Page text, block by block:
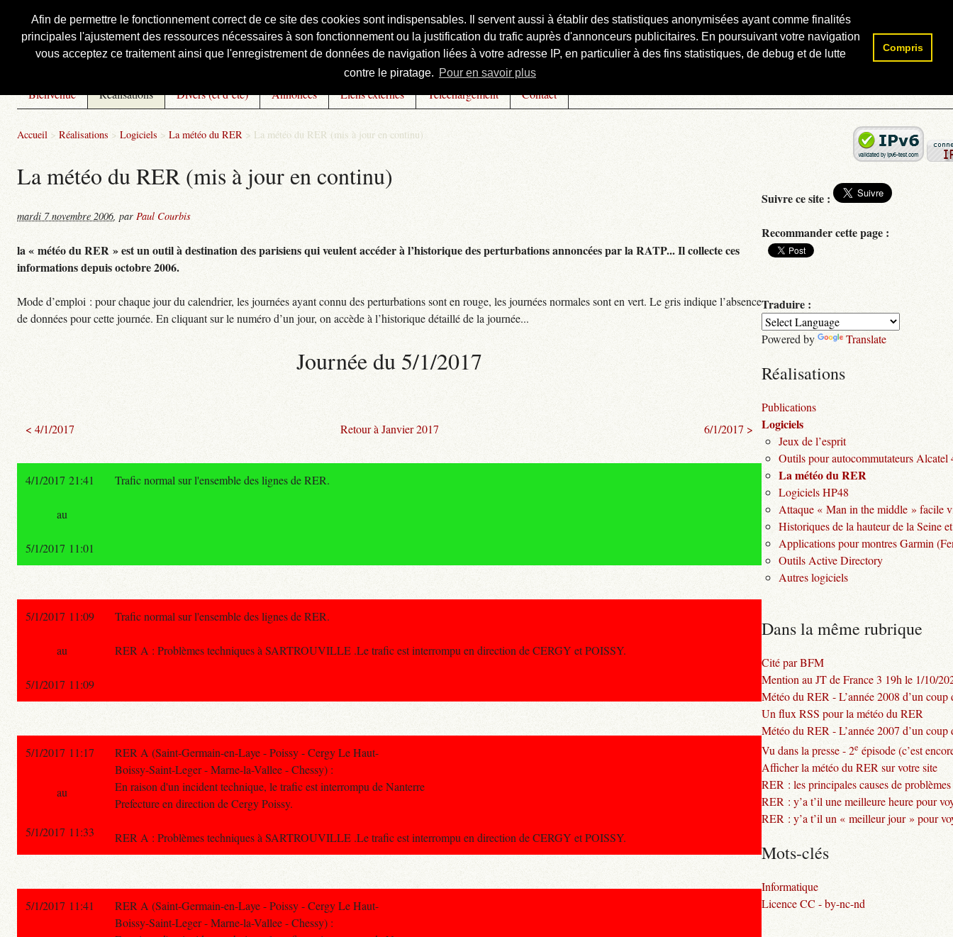
Afin de permettre le fonctionnement correct de ce site des cookies sont indispensables. Il servent aussi à établir des statistiques anonymisées ayant comme finalités
principales l'ajustement des ressources nécessaires à son fonctionnement ou la justification du trafic auprès d'annonceurs publicitaires. En poursuivant votre navigation
vous acceptez ce traitement ainsi que l'enregistrement de données de navigation liées à votre adresse IP, en particulier à des fins statistiques, de debug et de lutte
contre le piratage. Pour en savoir plus
Compris
Courbis, « LE » Blog Officiel
Bienvenue Réalisations Divers (et d’été) Annonces Liens externes Téléchargement Contact
Accueil > Réalisations > Logiciels > La météo du RER > La météo du RER (mis à jour en continu)
La météo du RER (mis à jour en continu)
mardi 7 novembre 2006, par Paul Courbis
la « météo du RER » est un outil à destination des parisiens qui veulent accéder à l’historique des perturbations annoncées par la RATP... Il collecte ces
informations depuis octobre 2006.
Mode d’emploi : pour chaque jour du calendrier, les journées ayant connu des perturbations sont en rouge, les journées normales sont en vert. Le gris indique l’absence
de données pour cette journée. En cliquant sur le numéro d’un jour, on accède à l’historique détaillé de la journée...
Journée du 5/1/2017
< 4/1/2017 Retour à Janvier 2017 6/1/2017 >
4/1/2017 21:41 Trafic normal sur l'ensemble des lignes de RER.
au
5/1/2017 11:01
5/1/2017 11:09 Trafic normal sur l'ensemble des lignes de RER.
RER A : Problèmes techniques à SARTROUVILLE .Le trafic est interrompu en direction de CERGY et POISSY.
au
5/1/2017 11:09
5/1/2017 11:17
RER A (Saint-Germain-en-Laye - Poissy - Cergy Le Haut-
Boissy-Saint-Leger - Marne-la-Vallee - Chessy) :
En raison d'un incident technique, le trafic est interrompu de Nanterre
Prefecture en direction de Cergy Poissy.
RER A : Problèmes techniques à SARTROUVILLE .Le trafic est interrompu en direction de CERGY et POISSY.
au
5/1/2017 11:33
5/1/2017 11:41
RER A (Saint-Germain-en-Laye - Poissy - Cergy Le Haut-
Boissy-Saint-Leger - Marne-la-Vallee - Chessy) :
Rechercher :
Suivre ce site :
Recommander cette page :
Traduire :
Powered by Translate
Réalisations
Publications
Logiciels
Jeux de l’esprit
Outils pour autocommutateurs Alcatel
La météo du RER
Logiciels HP48
Attaque « Man in the middle » facile
Historiques de la hauteur de la Seine
Applications pour montres Garmin
Outils Active Directory
Autres logiciels
Dans la même rubrique
Cité par BFM
Mention au JT de France 3 19h le 1/10/
Météo du RER - L’année 2008 d’un coup
Un flux RSS pour la météo du RER
Météo du RER - L’année 2007 d’un coup
Vu dans la presse - 2e épisode (c’est
Afficher la météo du RER sur votre site
RER : les principales causes de problèmes
RER : y’a t’il une meilleure heure pour
RER : y’a t’il un « meilleur jour » pour
Mots-clés
Informatique
Licence CC - by-nc-nd